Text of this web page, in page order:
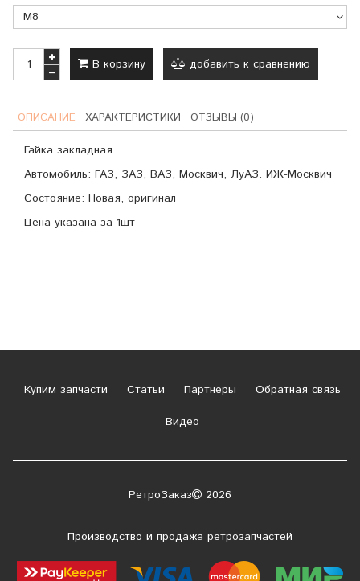
В корзину добавить к сравнению
ОПИСАНИЕ ХАРАКТЕРИСТИКИ ОТЗЫВЫ (0)
Гайка закладная
Автомобиль: ГАЗ, ЗАЗ, ВАЗ, Москвич, ЛуАЗ. ИЖ-Москвич
Состояние: Новая, оригинал
Цена указана за 1шт
Купим запчасти Статьи Партнеры
Обратная связь
Видео
РетроЗаказ 2026
Производство и продажа ретрозапчастей